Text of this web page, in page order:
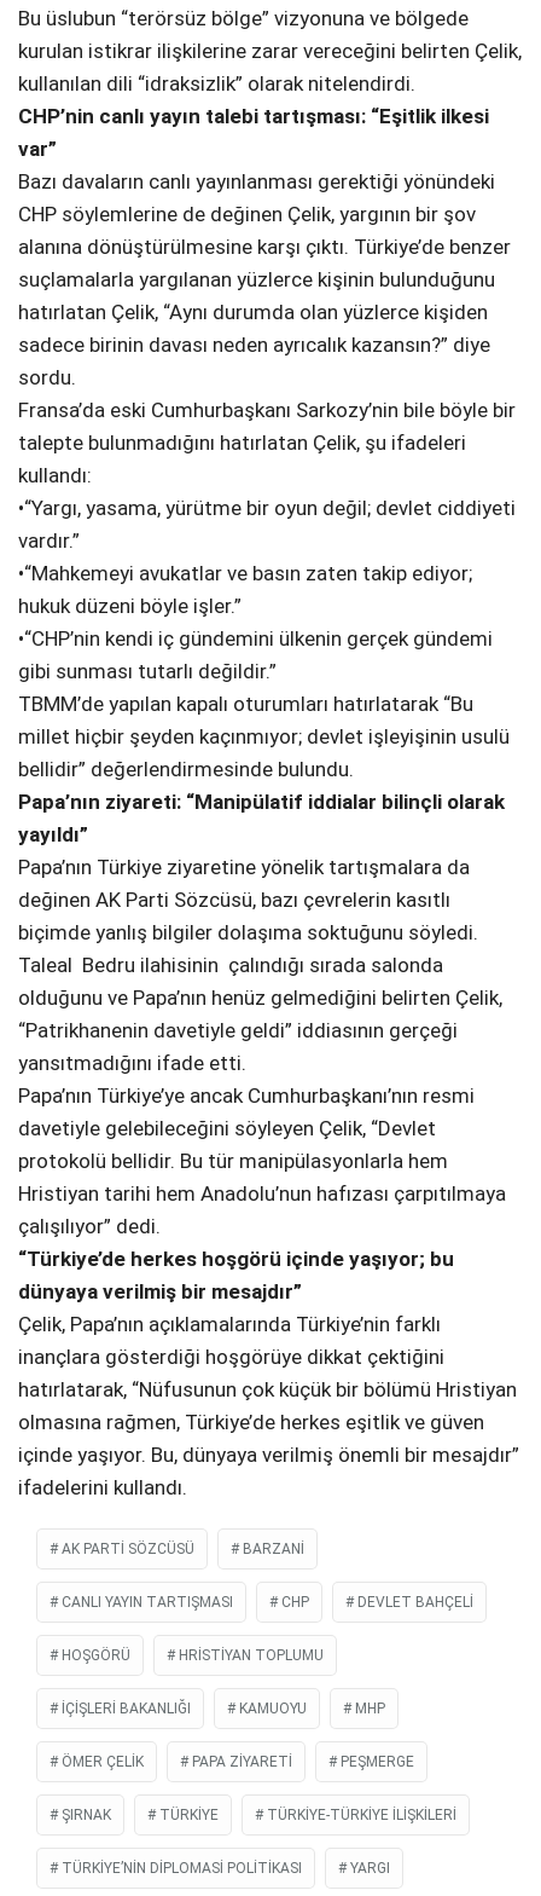
Bu üslubun “terörsüz bölge” vizyonuna ve bölgede
kurulan istikrar ilişkilerine zarar vereceğini belirten Çelik,
kullanılan dili “idraksizlik” olarak nitelendirdi.
CHP’nin canlı yayın talebi tartışması: “Eşitlik ilkesi
var”
Bazı davaların canlı yayınlanması gerektiği yönündeki
CHP söylemlerine de değinen Çelik, yargının bir şov
alanına dönüştürülmesine karşı çıktı. Türkiye’de benzer
suçlamalarla yargılanan yüzlerce kişinin bulunduğunu
hatırlatan Çelik, “Aynı durumda olan yüzlerce kişiden
sadece birinin davası neden ayrıcalık kazansın?” diye
sordu.
Fransa’da eski Cumhurbaşkanı Sarkozy’nin bile böyle bir
talepte bulunmadığını hatırlatan Çelik, şu ifadeleri
kullandı:
•“Yargı, yasama, yürütme bir oyun değil; devlet ciddiyeti
vardır.”
•“Mahkemeyi avukatlar ve basın zaten takip ediyor;
hukuk düzeni böyle işler.”
•“CHP’nin kendi iç gündemini ülkenin gerçek gündemi
gibi sunması tutarlı değildir.”
TBMM’de yapılan kapalı oturumları hatırlatarak “Bu
millet hiçbir şeyden kaçınmıyor; devlet işleyişinin usulü
bellidir” değerlendirmesinde bulundu.
Papa’nın ziyareti: “Manipülatif iddialar bilinçli olarak
yayıldı”
Papa’nın Türkiye ziyaretine yönelik tartışmalara da
değinen AK Parti Sözcüsü, bazı çevrelerin kasıtlı
biçimde yanlış bilgiler dolaşıma soktuğunu söyledi.
Taleal Bedru ilahisinin çalındığı sırada salonda
olduğunu ve Papa’nın henüz gelmediğini belirten Çelik,
“Patrikhanenin davetiyle geldi” iddiasının gerçeği
yansıtmadığını ifade etti.
Papa’nın Türkiye’ye ancak Cumhurbaşkanı’nın resmi
davetiyle gelebileceğini söyleyen Çelik, “Devlet
protokolü bellidir. Bu tür manipülasyonlarla hem
Hristiyan tarihi hem Anadolu’nun hafızası çarpıtılmaya
çalışılıyor” dedi.
“Türkiye’de herkes hoşgörü içinde yaşıyor; bu
dünyaya verilmiş bir mesajdır”
Çelik, Papa’nın açıklamalarında Türkiye’nin farklı
inançlara gösterdiği hoşgörüye dikkat çektiğini
hatırlatarak, “Nüfusunun çok küçük bir bölümü Hristiyan
olmasına rağmen, Türkiye’de herkes eşitlik ve güven
içinde yaşıyor. Bu, dünyaya verilmiş önemli bir mesajdır”
ifadelerini kullandı.
AK PARTI SÖZCÜSÜ BARZANI
CANLI YAYIN TARTIŞMASI CHP DEVLET BAHÇELİ
HOŞGÖRÜ HRISTIYAN TOPLUMU
İÇIŞLERI BAKANLIĞI KAMUOYU MHP
ÖMER ÇELIK PAPA ZIYARETI PEŞMERGE
ŞIRNAK TÜRKIYE TÜRKIYE-TÜRKIYE İLIŞKILERI
TÜRKIYE’NIN DIPLOMASI POLITIKASI YARGI